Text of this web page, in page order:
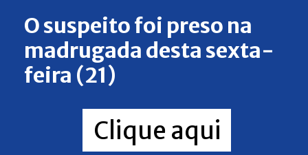
O suspeito foi preso na
madrugada desta sexta-
feira (21)
Clique aqui